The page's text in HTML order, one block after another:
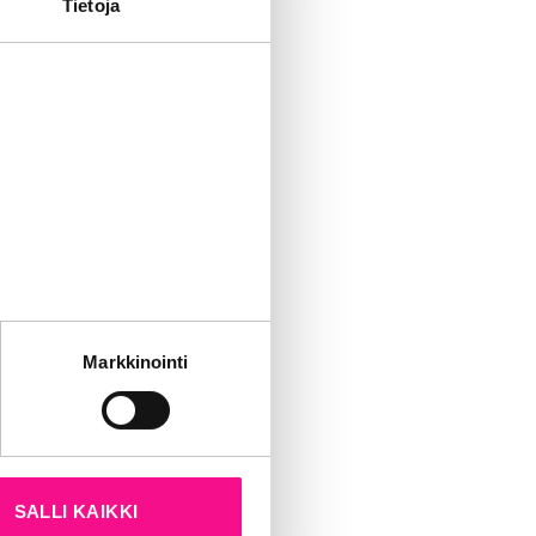
Tietoja
sivustoamme.
Markkinointi
SALLI KAIKKI
ja SEY
on
Myös